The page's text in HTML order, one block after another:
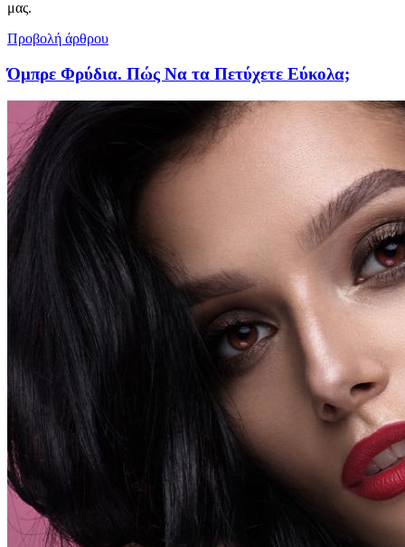
μας.
Προβολή άρθρου
Όμπρε Φρύδια. Πώς Να τα Πετύχετε Εύκολα;